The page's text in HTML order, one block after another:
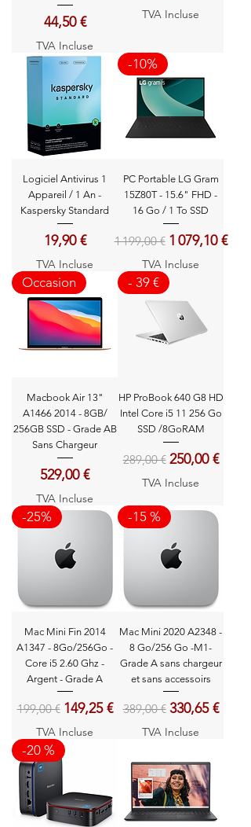
Prix
44,50 €
TVA Incluse
TVA Incluse
Logiciel Antivirus 1
Appareil / 1 An -
Kaspersky Standard
Prix
19,90 €
TVA Incluse
-10%
PC Portable LG Gram
15Z80T - 15.6" FHD -
16 Go / 1 To SSD
Prix original
1 199,00 € Prix
1 079,10 €
TVA Incluse
Occasion
Macbook Air 13"
A1466 2014 - 8GB/
256GB SSD - Grade AB
Sans Chargeur
Prix
529,00 €
TVA Incluse
- 39 €
HP ProBook 640 G8 HD
Intel Core i5 11 256 Go
SSD /8GoRAM
Prix original
289,00 € Prix
250,00 €
TVA Incluse
-25%
Mac Mini Fin 2014
A1347 - 8Go/256Go -
Core i5 2.60 Ghz -
Argent - Grade A
Prix original
199,00 € Prix promotionnel
149,25 €
TVA Incluse
-15 %
Mac Mini 2020 A2348 -
8 Go/256 Go -M1-
Grade A sans chargeur
et sans accessoirs
Prix original
389,00 € Prix
330,65 €
TVA Incluse
-20 %